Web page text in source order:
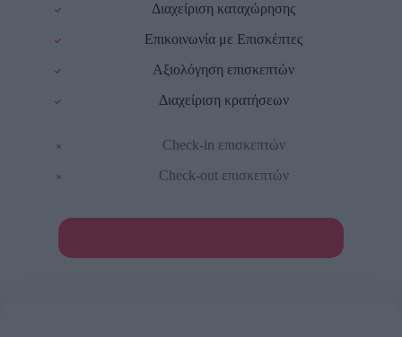
Διαχείριση καταχώρησης
Επικοινωνία με Επισκέπτες
Αξιολόγηση επισκεπτών
Διαχείριση κρατήσεων
Check-in επισκεπτών
Check-out επισκεπτών